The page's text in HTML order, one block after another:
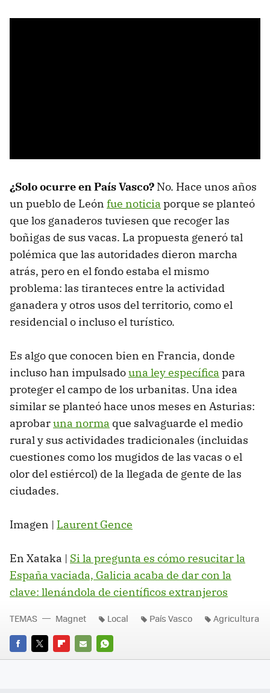
¿Solo ocurre en País Vasco? No. Hace unos años
un pueblo de León fue noticia porque se planteó
que los ganaderos tuviesen que recoger las
boñigas de sus vacas. La propuesta generó tal
polémica que las autoridades dieron marcha
atrás, pero en el fondo estaba el mismo
problema: las tiranteces entre la actividad
ganadera y otros usos del territorio, como el
residencial o incluso el turístico.
Es algo que conocen bien en Francia, donde
incluso han impulsadouna ley específica para
proteger el campo de los urbanitas. Una idea
similar se planteó hace unos meses en Asturias:
aprobaruna norma que salvaguarde el medio
rural y sus actividades tradicionales (incluidas
cuestiones como los mugidos de las vacas o el
olor del estiércol) de la llegada de gente de las
ciudades.
Imagen | Laurent Gence
En Xataka | Si la pregunta es cómo resucitar la
España vaciada, Galicia acaba de dar con la
clave: llenándola de científicos extranjeros
FACEBOOK
TWITTERFLIPBOARD
E-
WHATSAPP
TEMAS Magnet Local País Vasco Agricultura